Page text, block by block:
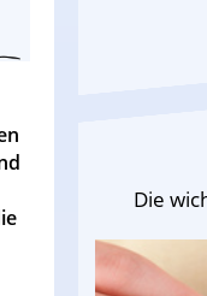
Die